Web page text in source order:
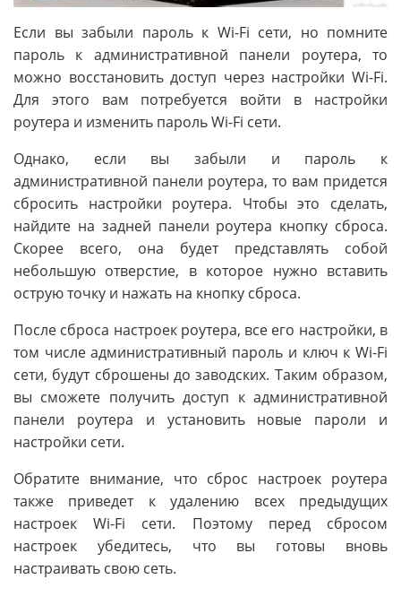
Если вы забыли пароль к Wi-Fi сети, но помните
пароль к административной панели роутера, то
можно восстановить доступ через настройки Wi-Fi.
Для этого вам потребуется войти в настройки
роутера и изменить пароль Wi-Fi сети.
Однако, если вы забыли и пароль к
административной панели роутера, то вам придется
сбросить настройки роутера. Чтобы это сделать,
найдите на задней панели роутера кнопку сброса.
Скорее всего, она будет представлять собой
небольшую отверстие, в которое нужно вставить
острую точку и нажать на кнопку сброса.
После сброса настроек роутера, все его настройки, в
том числе административный пароль и ключ к Wi-Fi
сети, будут сброшены до заводских. Таким образом,
вы сможете получить доступ к административной
панели роутера и установить новые пароли и
настройки сети.
Обратите внимание, что сброс настроек роутера
также приведет к удалению всех предыдущих
настроек Wi-Fi сети. Поэтому перед сбросом
настроек убедитесь, что вы готовы вновь
настраивать свою сеть.